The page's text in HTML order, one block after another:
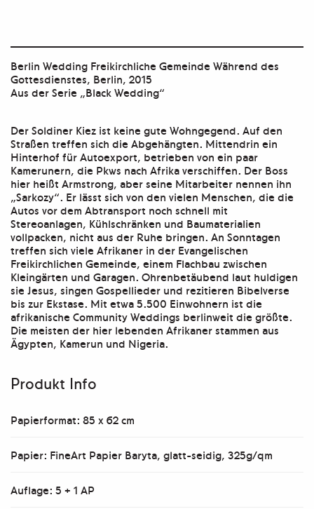
Berlin Wedding Freikirchliche Gemeinde Während des
Gottesdienstes, Berlin, 2015
Aus der Serie „Black Wedding“
Der Soldiner Kiez ist keine gute Wohngegend. Auf den
Straßen treffen sich die Abgehängten. Mittendrin ein
Hinterhof für Autoexport, betrieben von ein paar
Kamerunern, die Pkws nach Afrika verschiffen. Der Boss
hier heißt Armstrong, aber seine Mitarbeiter nennen ihn
„Sarkozy“. Er lässt sich von den vielen Menschen, die die
Autos vor dem Abtransport noch schnell mit
Stereoanlagen, Kühlschränken und Baumaterialien
vollpacken, nicht aus der Ruhe bringen. An Sonntagen
treffen sich viele Afrikaner in der Evangelischen
Freikirchlichen Gemeinde, einem Flachbau zwischen
Kleingärten und Garagen. Ohrenbetäubend laut huldigen
sie Jesus, singen Gospellieder und rezitieren Bibelverse
bis zur Ekstase. Mit etwa 5.500 Einwohnern ist die
afrikanische Community Weddings berlinweit die größte.
Die meisten der hier lebenden Afrikaner stammen aus
Ägypten, Kamerun und Nigeria.
Produkt Info
Papierformat: 85 x 62 cm
Papier: FineArt Papier Baryta, glatt-seidig, 325g/qm
Auflage: 5 + 1 AP